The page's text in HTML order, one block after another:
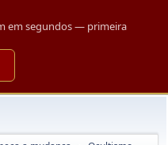
em segundos — primeira